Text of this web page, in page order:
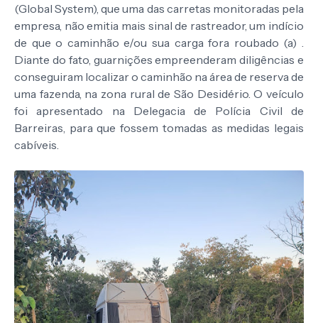
(Global System), que uma das carretas monitoradas pela
empresa, não emitia mais sinal de rastreador, um indício
de que o caminhão e/ou sua carga fora roubado (a) .
Diante do fato, guarnições empreenderam diligências e
conseguiram localizar o caminhão na área de reserva de
uma fazenda, na zona rural de São Desidério. O veículo
foi apresentado na Delegacia de Polícia Civil de
Barreiras, para que fossem tomadas as medidas legais
cabíveis.